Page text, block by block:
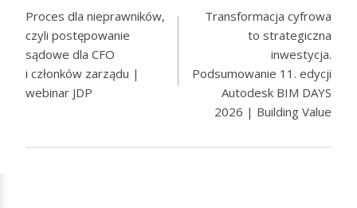
Proces dla nieprawników,
czyli postępowanie
sądowe dla CFO
i członków zarządu |
webinar JDP
Transformacja cyfrowa
to strategiczna
inwestycja.
Podsumowanie 11. edycji
Autodesk BIM DAYS
2026 | Building Value